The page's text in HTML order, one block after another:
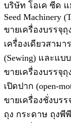
บริษัท โอเค ซีด
Seed Machinery
ขายเครื่องบรรจุ
เครื่องเดียวสามา
(Sewing) และแบ
ขายเครื่องบรรจุ
เปิดปาก (open-
ขายเครื่องชั่งบร
ถุง กระดาษ ถุงพี